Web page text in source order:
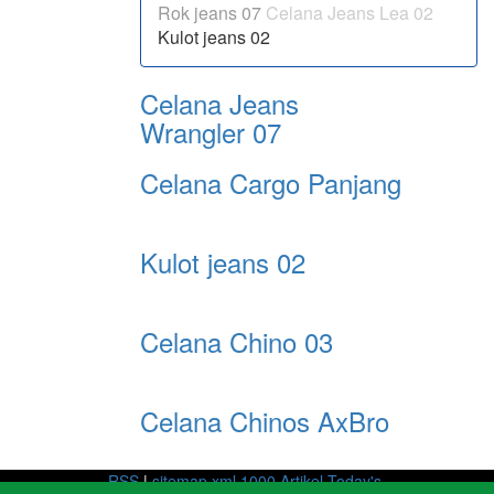
Rok jeans 07 Celana Jeans Lea 02
Kulot jeans 02
Celana Jeans
Wrangler 07
Celana Cargo Panjang
Kulot jeans 02
Celana Chino 03
Celana Chinos AxBro
RSS|sitemap.xml 1000 Artikel Today's